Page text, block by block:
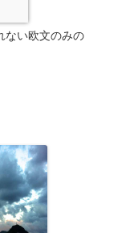
ない欧文のみの